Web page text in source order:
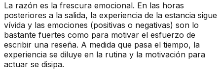
La razón es la frescura emocional. En las horas
posteriores a la salida, la experiencia de la estancia sigue
vívida y las emociones (positivas o negativas) son lo
bastante fuertes como para motivar el esfuerzo de
escribir una reseña. A medida que pasa el tiempo, la
experiencia se diluye en la rutina y la motivación para
actuar se disipa.